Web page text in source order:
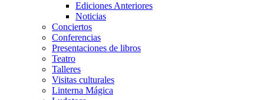
Ediciones Anteriores
Noticias
Conciertos
Conferencias
Presentaciones de libros
Teatro
Talleres
Visitas culturales
Linterna Mágica